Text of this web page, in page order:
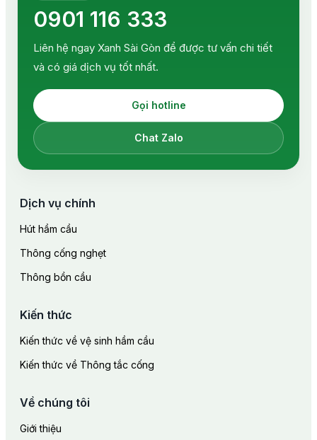
0901 116 333
Liên hệ ngay Xanh Sài Gòn để được tư vấn chi tiết
và có giá dịch vụ tốt nhất.
Gọi hotline
Chat Zalo
Dịch vụ chính
Hút hầm cầu
Thông cống nghẹt
Thông bồn cầu
Kiến thức
Kiến thức về vệ sinh hầm cầu
Kiến thức về Thông tắc cống
Về chúng tôi
Giới thiệu